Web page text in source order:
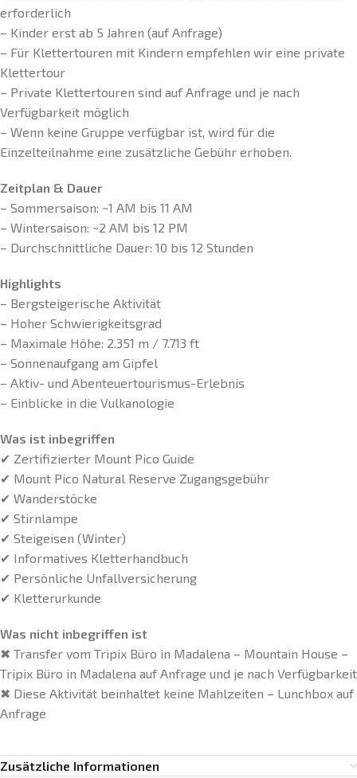
erforderlich
– Kinder erst ab 5 Jahren (auf Anfrage)
– Für Klettertouren mit Kindern empfehlen wir eine private
Klettertour
– Private Klettertouren sind auf Anfrage und je nach
Verfügbarkeit möglich
– Wenn keine Gruppe verfügbar ist, wird für die
Einzelteilnahme eine zusätzliche Gebühr erhoben.
Zeitplan & Dauer
– Sommersaison: ~1 AM bis 11 AM
– Wintersaison: ~2 AM bis 12 PM
– Durchschnittliche Dauer: 10 bis 12 Stunden
Highlights
– Bergsteigerische Aktivität
– Hoher Schwierigkeitsgrad
– Maximale Höhe: 2.351 m / 7.713 ft
– Sonnenaufgang am Gipfel
– Aktiv- und Abenteuertourismus-Erlebnis
– Einblicke in die Vulkanologie
Was ist inbegriffen
✔ Zertifizierter Mount Pico Guide
✔ Mount Pico Natural Reserve Zugangsgebühr
✔ Wanderstöcke
✔ Stirnlampe
✔ Steigeisen (Winter)
✔ Informatives Kletterhandbuch
✔ Persönliche Unfallversicherung
✔ Kletterurkunde
Was nicht inbegriffen ist
✖ Transfer vom Tripix Büro in Madalena – Mountain House –
Tripix Büro in Madalena auf Anfrage und je nach Verfügbarkeit
✖ Diese Aktivität beinhaltet keine Mahlzeiten – Lunchbox auf
Anfrage
Zusätzliche Informationen